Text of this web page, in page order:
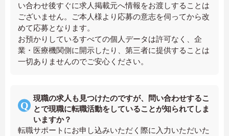
い合わせ後すぐに求人掲載元へ情報をお渡しすることは
ございません。ご本人様より応募の意志を伺ってから改
めて応募となります。
お預かりしているすべての個人データは許可なく、企
業・医療機関側に開示したり、第三者に提供することは
一切ありませんのでご安心ください。
現職の求人も見つけたのですが、問い合わせするこ
とで現職に転職活動をしていることが知られてしま
いますか？
転職サポートにお申し込みいただく際に入力いただいた